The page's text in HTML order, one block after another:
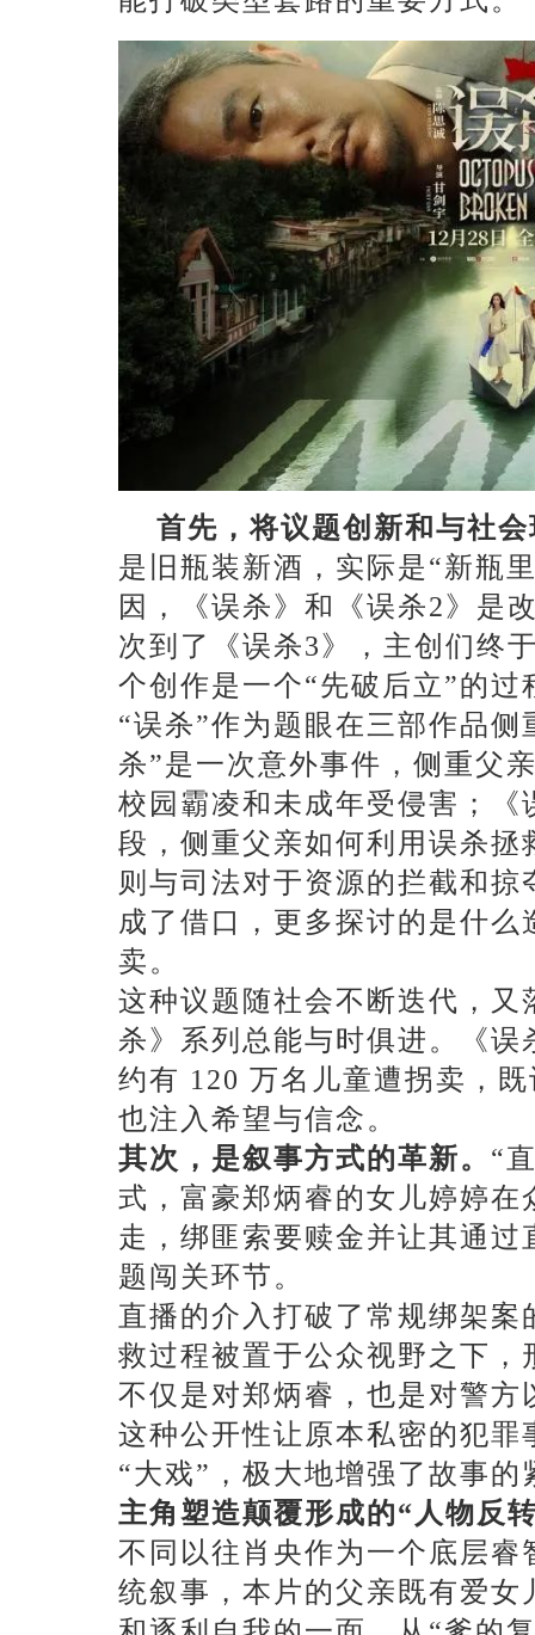
首先，将议题创新和与社
是旧瓶装新酒，实际是“新瓶
因，《误杀》和《误杀2》是
次到了《误杀3》，主创们终
个创作是一个“先破后立”的过
“误杀”作为题眼在三部作品
杀”是一次意外事件，侧重父
校园霸凌和未成年受侵害；《
段，侧重父亲如何利用误杀
则与司法对于资源的拦截和
成了借口，更多探讨的是什
卖。
这种议题随社会不断迭代，
杀》系列总能与时俱进。《误
约有 120 万名儿童遭拐卖，
也注入希望与信念。
其次，是叙事方式的革新。 “
式，富豪郑炳睿的女儿婷婷
走，绑匪索要赎金并让其通
题闯关环节。
直播的介入打破了常规绑架
救过程被置于公众视野之下
不仅是对郑炳睿，也是对警
这种公开性让原本私密的犯
“大戏”，极大地增强了故事的
主角塑造颠覆形成的“人物反
不同以往肖央作为一个底层
统叙事，本片的父亲既有爱